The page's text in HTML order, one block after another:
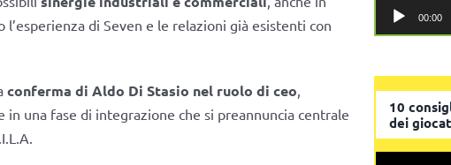
di Seven e le relazioni già esistenti con
conferma di Aldo Di Stasio nel ruolo di ceo
una fase di integrazione che si preannuncia centrale
00:00
10
dei